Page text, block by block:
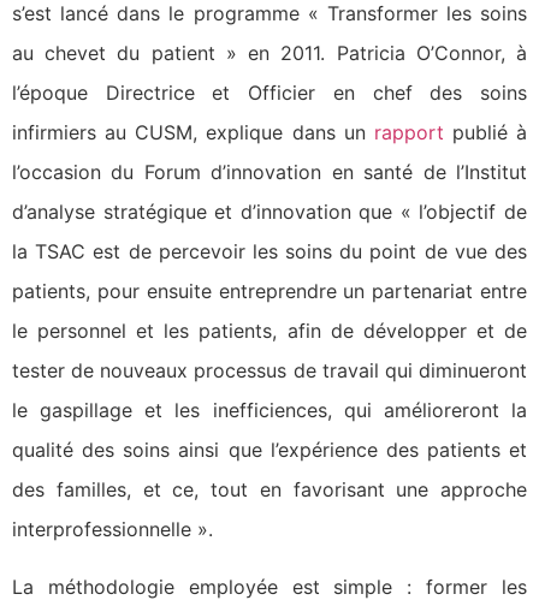
s’est lancé dans le programme « Transformer les soins
au chevet du patient » en 2011. Patricia O’Connor, à
l’époque Directrice et Officier en chef des soins
infirmiers au CUSM, explique dans un rapport publié à
l’occasion du Forum d’innovation en santé de l’Institut
d’analyse stratégique et d’innovation que « l’objectif de
la TSAC est de percevoir les soins du point de vue des
patients, pour ensuite entreprendre un partenariat entre
le personnel et les patients, afin de développer et de
tester de nouveaux processus de travail qui diminueront
le gaspillage et les inefficiences, qui amélioreront la
qualité des soins ainsi que l’expérience des patients et
des familles, et ce, tout en favorisant une approche
interprofessionnelle ».
La méthodologie employée est simple : former les